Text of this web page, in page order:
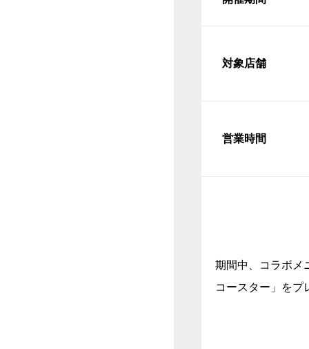
対象店舗
営業時間
期間中、コラボメ
コースター」をプ